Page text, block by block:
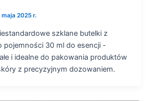
maja 2025 r.
szklane butelki z
pojemności 30 ml do esencji -
i idealne do pakowania produktów
z precyzyjnym dozowaniem.